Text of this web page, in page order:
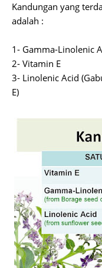
Kandungan yang
adalah :
1- Gamma-Linolenic
2- Vitamin E
3- Linolenic Acid
E)